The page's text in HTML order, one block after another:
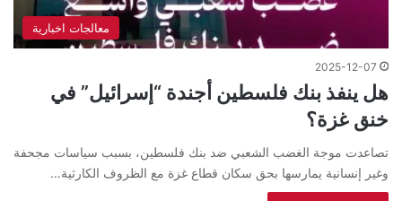
معالجات اخبارية
2025-12-07
هل ينفذ بنك فلسطين أجندة “إسرائيل” في
خنق غزة؟
تصاعدت موجة الغضب الشعبي ضد بنك فلسطين، بسبب سياسات مجحفة
وغير إنسانية يمارسها بحق سكان قطاع غزة مع الظروف الكارثية…